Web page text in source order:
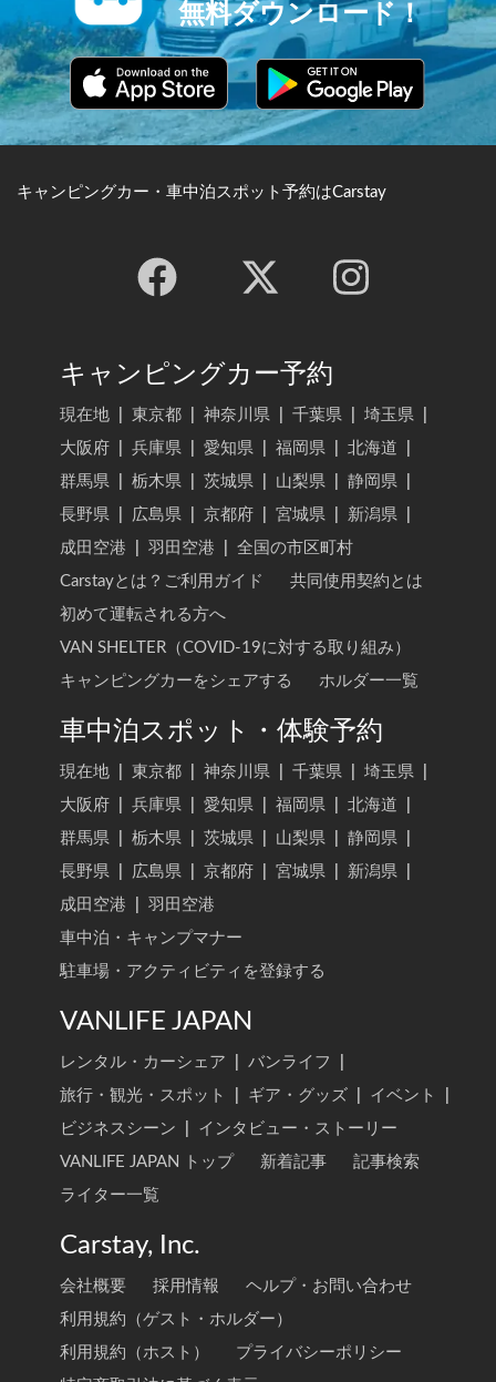
無料ダウンロード！
キャンピングカー・車中泊スポット予約はCarstay
キャンピングカー予約
現在地 東京都 神奈川県 千葉県 埼玉県
大阪府
兵庫県 愛知県 福岡県 北海道
群馬県
栃木県 茨城県 山梨県 静岡県
長野県
広島県 京都府 宮城県 新潟県
成田空港
羽田空港
全国の市区町村
Carstayとは？ご利用ガイド
共同使用契約とは
初めて運転される方へ
VAN SHELTER（COVID-19に対する取り組み）
キャンピングカーをシェアする
ホルダー一覧
車中泊スポット・体験予約
現在地 東京都 神奈川県 千葉県 埼玉県
大阪府
兵庫県 愛知県 福岡県 北海道
群馬県
栃木県 茨城県 山梨県 静岡県
長野県
広島県 京都府 宮城県 新潟県
成田空港
羽田空港
車中泊・キャンプマナー
駐車場・アクティビティを登録する
VANLIFE JAPAN
レンタル・カーシェア バンライフ
旅行・観光・スポット
ギア・グッズ イベント
ビジネスシーン
インタビュー・ストーリー
VANLIFE JAPAN トップ
新着記事
記事検索
ライター一覧
Carstay, Inc.
会社概要 採用情報
ヘルプ・お問い合わせ
利用規約（ゲスト・ホルダー）
利用規約（ホスト）
プライバシーポリシー